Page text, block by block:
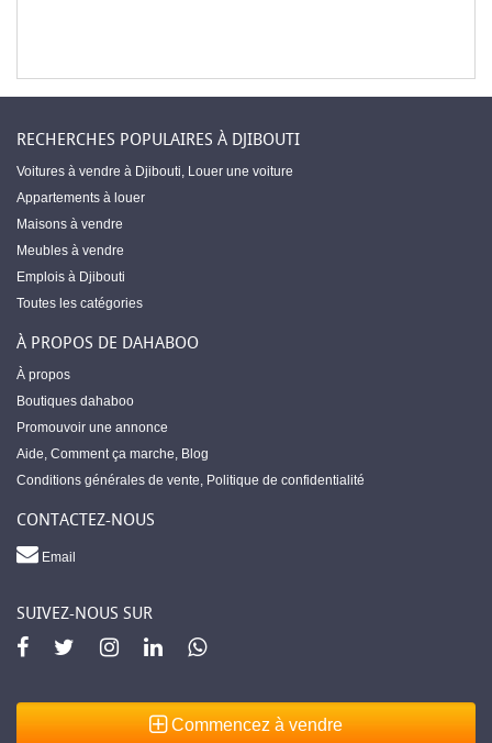
RECHERCHES POPULAIRES À DJIBOUTI
Voitures à vendre à Djibouti, Louer une voiture
Appartements à louer
Maisons à vendre
Meubles à vendre
Emplois à Djibouti
Toutes les catégories
À PROPOS DE DAHABOO
À propos
Boutiques dahaboo
Promouvoir une annonce
Aide, Comment ça marche, Blog
Conditions générales de vente, Politique de confidentialité
CONTACTEZ-NOUS
Email
SUIVEZ-NOUS SUR
Commencez à vendre